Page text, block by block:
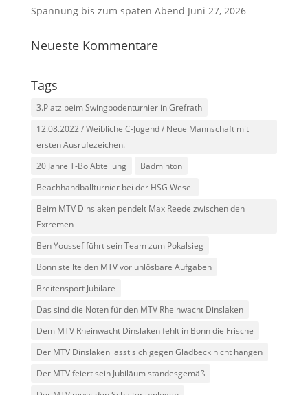
Spannung bis zum späten Abend Juni 27, 2026
Neueste Kommentare
Tags
3.Platz beim Swingbodenturnier in Grefrath
12.08.2022 / Weibliche C-Jugend / Neue Mannschaft mit
ersten Ausrufezeichen.
20 Jahre T-Bo Abteilung
Badminton
Beachhandballturnier bei der HSG Wesel
Beim MTV Dinslaken pendelt Max Reede zwischen den
Extremen
Ben Youssef führt sein Team zum Pokalsieg
Bonn stellte den MTV vor unlösbare Aufgaben
Breitensport Jubilare
Das sind die Noten für den MTV Rheinwacht Dinslaken
Dem MTV Rheinwacht Dinslaken fehlt in Bonn die Frische
Der MTV Dinslaken lässt sich gegen Gladbeck nicht hängen
Der MTV feiert sein Jubiläum standesgemäß